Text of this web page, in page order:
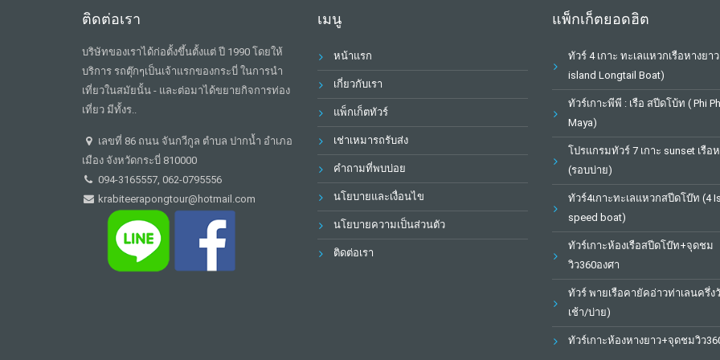
ติดต่อเรา
บริษัทของเราได้ก่อตั้งขึ้นตั้งแต่ ปี 1990 โดยให้
บริการ รถตุ๊กๆเป็นเจ้าแรกของกระบี่ ในการนำ
เที่ยวในสมัยนั้น - และต่อมาได้ขยายกิจการท่อง
เที่ยว มีทั้งร..
เลขที่ 86 ถนน จันกวีกูล ตำบล ปากน้ำ อำเภอ
เมือง จังหวัดกระบี่ 810000
094-3165557, 062-0795556
krabiteerapongtour@hotmail.com
เมนู
หน้าแรก
เกี่ยวกับเรา
แพ็กเก็ตทัวร์
เช่าเหมารถรับส่ง
คำถามที่พบบ่อย
นโยบายและเงื่อนไข
นโยบายความเป็นส่วนตัว
ติดต่อเรา
แพ็กเก็ตยอดฮิต
ทัวร์ 4 เกาะ ทะเลแหวกเรือหางยา
island Longtail Boat)
ทัวร์เกาะพีพี : เรือ สปีดโบ้ท ( Phi
Maya)
โปรแกรมทัวร์ 7 เกาะ sunset เรือ
(รอบบ่าย)
ทัวร์4เกาะทะเลแหวกสปีดโบ๊ท (4
speed boat)
ทัวร์เกาะห้องเรือสปีดโบ๊ท+จุดชม
วิว360องศา
ทัวร์ พายเรือคายัคอ่าวท่าเลนครึ่ง
เช้า/บ่าย)
ทัวร์เกาะห้องหางยาว+จุดชมวิว